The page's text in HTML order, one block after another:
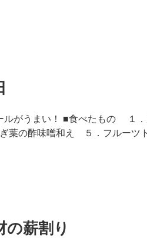
ルがうまい！ ■食べたもの １
の酢味噌和え ５．フルーツ
の薪割り